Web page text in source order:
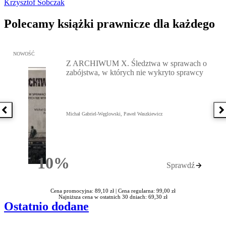
Krzysztof Sobczak
Polecamy książki prawnicze dla każdego
Poprzednia książka
Przejdź do: Z ARCHIWUM X. Śledztwa w sprawach o
NOWOŚĆ
10%Rabatu
Z ARCHIWUM X. Śledztwa w sprawach o
zabójstwa, w których nie wykryto sprawcy
Michał Gabriel-Węglowski, Paweł Waszkiewicz
Sprawdź
Cena promocyjna: 89,10 zł | Cena regularna: 99,00 zł
Najniższa cena w ostatnich 30 dniach: 69,30 zł
Ostatnio dodane